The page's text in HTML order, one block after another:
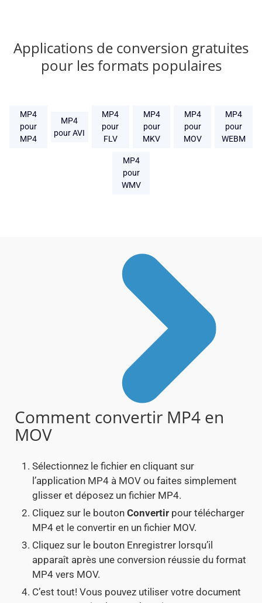
Applications de conversion gratuites
pour les formats populaires
MP4
pour
MP4
MP4
pour AVI
MP4
pour
FLV
MP4
pour
MKV
MP4
pour
MOV
MP4
pour
WEBM
MP4
pour
WMV
Comment convertir MP4 en
MOV
Sélectionnez le fichier en cliquant sur
l’application MP4 à MOV ou faites simplement
glisser et déposez un fichier MP4.
Cliquez sur le bouton Convertir pour télécharger
MP4 et le convertir en un fichier MOV.
Cliquez sur le bouton Enregistrer lorsqu’il
apparaît après une conversion réussie du format
MP4 vers MOV.
C’est tout! Vous pouvez utiliser votre document